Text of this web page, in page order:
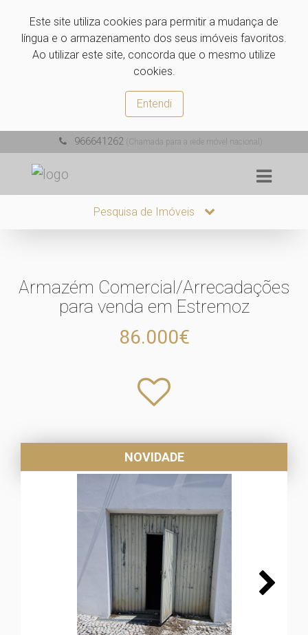
Este site utiliza cookies para permitir a mudança de
língua e o armazenamento dos seus imóveis favoritos.
Ao utilizar este site, concorda que o mesmo utilize
cookies.
Entendi
966641262 (Chamada para a rede móvel nacional)
Pesquisa de Imóveis
Armazém Comercial/Arrecadações
para venda em Estremoz
86.000€
NOVIDADE